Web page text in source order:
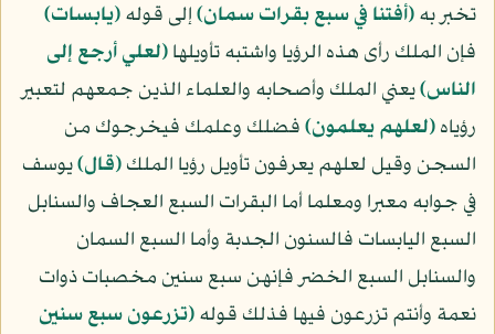
تخبر به﴿أفتنا في سبع بقرات سمان﴾إلى قوله﴿يابسات﴾
فإن الملك رأى هذه الرؤيا واشتبه تأويلها﴿لعلي أرجع إلى
الناس﴾يعني الملك وأصحابه والعلماء الذين جمعهم لتعبير
رؤياه﴿لعلهم يعلمون﴾فضلك وعلمك فيخرجوك من
السجن وقيل لعلهم يعرفون تأويل رؤيا الملك﴿قال﴾يوسف
في جوابه معبرا ومعلما أما البقرات السبع العجاف والسنابل
السبع اليابسات فالسنون الجدبة وأما السبع السمان
والسنابل السبع الخضر فإنهن سبع سنين مخصبات ذوات
نعمة وأنتم تزرعون فيها فذلك قوله﴿تزرعون سبع سنين